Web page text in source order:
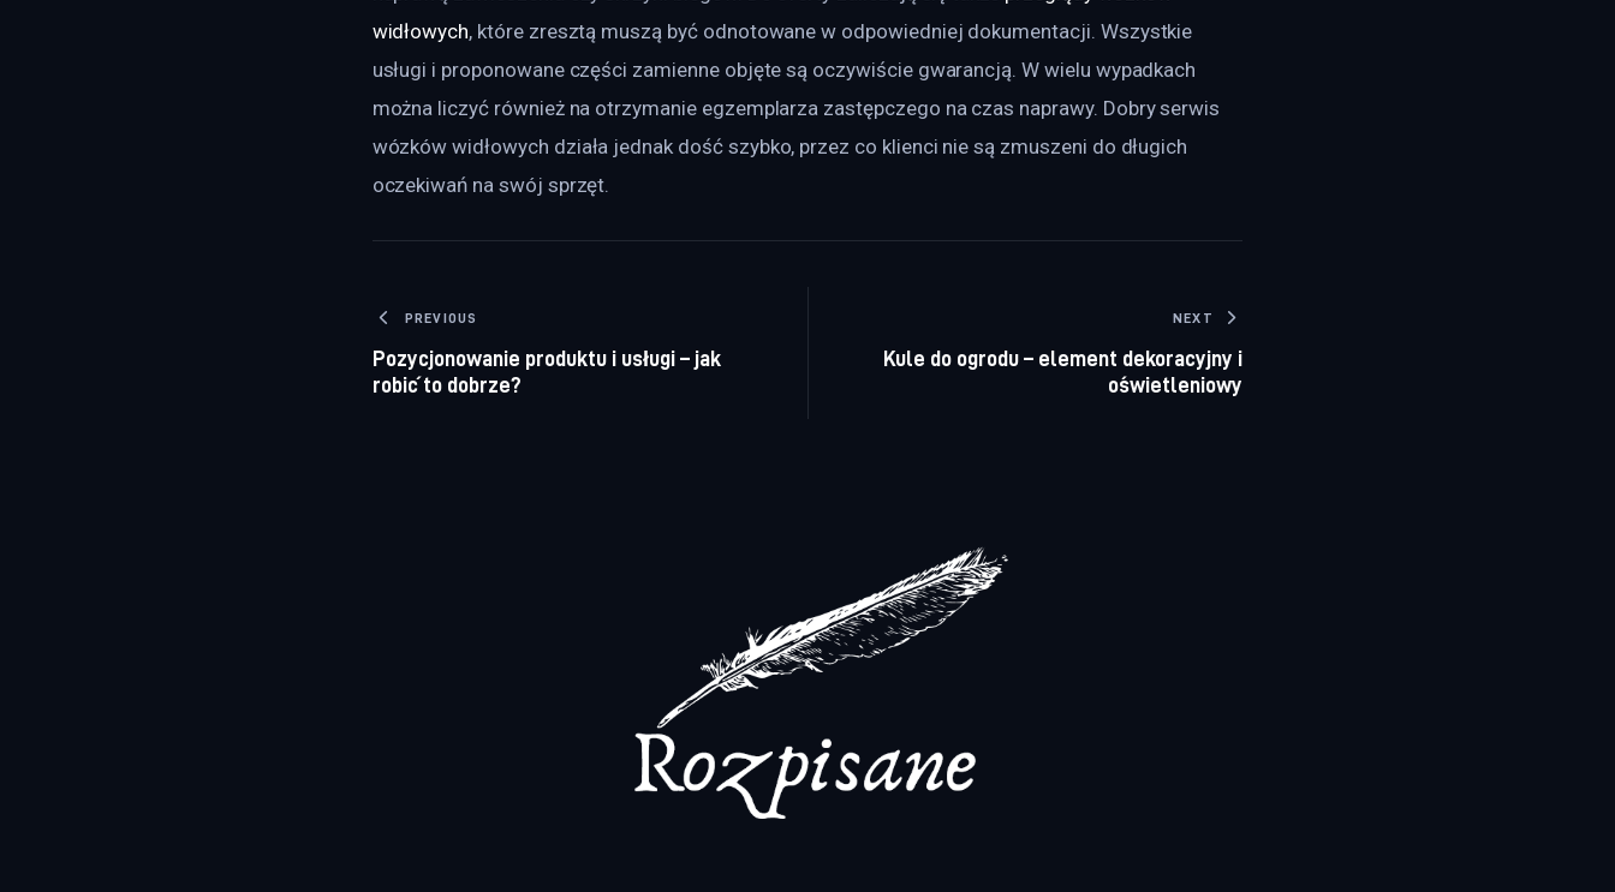
widłowych, które zresztą muszą być odnotowane w odpowiedniej dokumentacji. Wszystkie
usługi i proponowane części zamienne objęte są oczywiście gwarancją. W wielu wypadkach
można liczyć również na otrzymanie egzemplarza zastępczego na czas naprawy. Dobry serwis
wózków widłowych działa jednak dość szybko, przez co klienci nie są zmuszeni do długich
oczekiwań na swój sprzęt.
Nawigacja wpisu
PREVIOUS
Pozycjonowanie produktu i usługi – jak
robić to dobrze?
NEXT
Kule do ogrodu – element dekoracyjny i
oświetleniowy